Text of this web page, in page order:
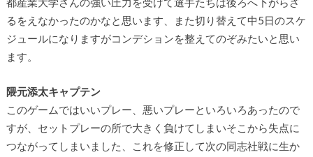
るをえなかったのかなと思います、また切り替えて中5日のスケ
ジュールになりますがコンデションを整えてのぞみたいと思い
ます。
隈元添太キャプテン
このゲームではいいプレー、悪いプレーといろいろあったので
すが、セットプレーの所で大きく負けてしまいそこから失点に
つながってしまいました、これを修正して次の同志社戦に生か